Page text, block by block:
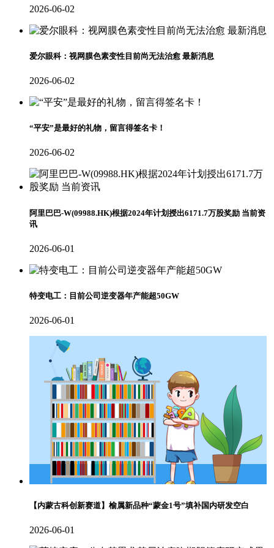
2026-06-02
爱尔眼科：视网膜色素变性目前尚无法治愈 最新消息
2026-06-02
“平安”是最好的礼物，留言得签名卡！
2026-06-02
阿里巴巴-W(09988.HK)根据2024年计划授出6171.7万股奖励 当前资
讯
2026-06-01
特变电工：目前公司逆变器年产能超50GW
2026-06-01
【内蒙古科创新赛道】榆属新品种“蒙金1号”填补国内研发空白
2026-06-01